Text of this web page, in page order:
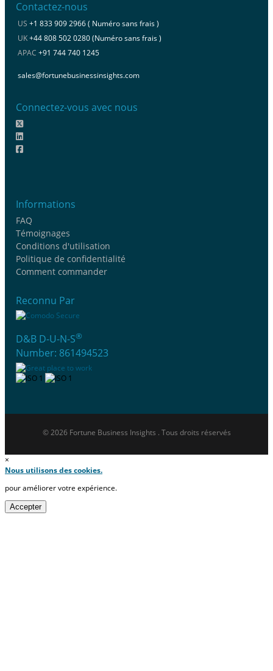
Contactez-nous
US +1 833 909 2966 ( Numéro sans frais )
UK+44 808 502 0280 (Numéro sans frais )
APAC +91 744 740 1245
sales@fortunebusinessinsights.com
Connectez-vous avec nous
Informations
FAQ
Témoignages
Conditions d'utilisation
Politique de confidentialité
Comment commander
Reconnu Par
D&B D-U-N-S®
Number: 861494523
© 2026 Fortune Business Insights . Tous droits réservés
×
Nous utilisons des cookies.
pour améliorer votre expérience.
Accepter